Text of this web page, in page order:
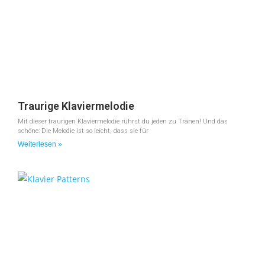
Traurige Klaviermelodie
Mit dieser traurigen Klaviermelodie rührst du jeden zu Tränen! Und das
schöne: Die Melodie ist so leicht, dass sie für
Weiterlesen »